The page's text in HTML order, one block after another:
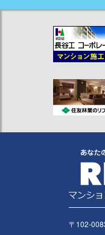
〒102-